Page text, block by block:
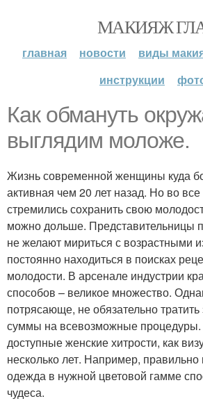
МАКИЯЖ
главная новости виды
инструкции
Как обмануть
выглядим моложе.
Жизнь современной женщины куда
активная чем 20 лет назад. Но во
стремились сохранить свою
можно дольше. Представительницы
не желают мириться с возрастными
постоянно находиться в поисках
молодости. В арсенале индустрии
способов – великое множество.
потрясающе, не обязательно
суммы на всевозможные процедуры.
доступные женские хитрости, как
несколько лет. Например,
одежда в нужной цветовой гамме
чудеса.